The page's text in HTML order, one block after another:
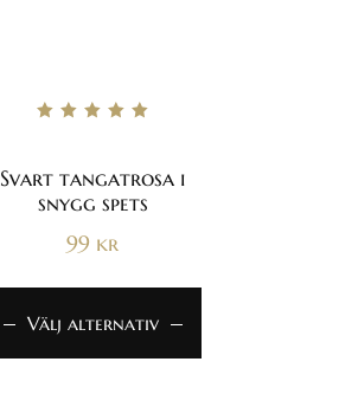
Svart tangatrosa i
snygg spets
99 kr
Välj alternativ